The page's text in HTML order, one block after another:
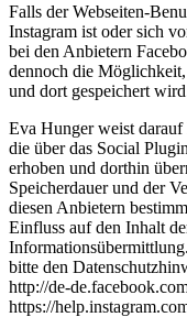
Falls der Webseiten-
Instagram ist oder sich
bei den Anbietern
dennoch die
und dort gespeichert
Eva Hunger weist
die über das Social
erhoben und dorthin
Speicherdauer und der
diesen Anbietern
Einfluss auf den Inhalt
bitte den
http://de-
https://